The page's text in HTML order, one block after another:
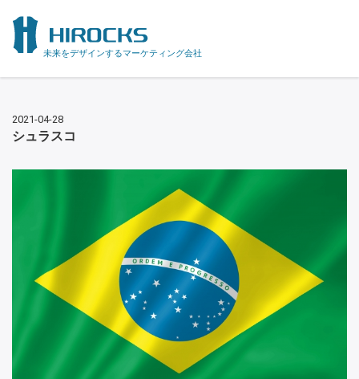
未来をデザインするマーケティング会社
2021-04-28
シュラスコ